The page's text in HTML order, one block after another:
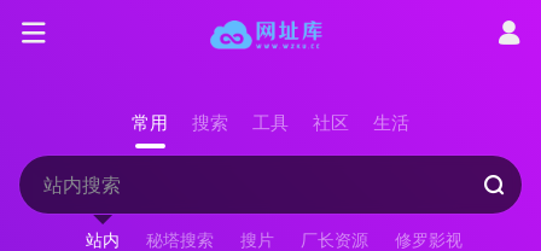
常用 搜索 工具 社区 生活
站内 秘塔搜索 搜片 厂长资源 修罗影视